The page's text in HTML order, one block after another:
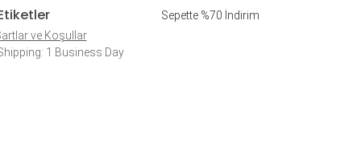
Sepette %70 İndirim
ve Koşullar
1 Business Day